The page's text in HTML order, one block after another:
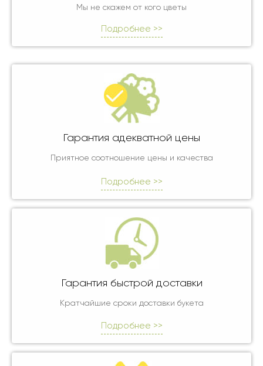
Мы не скажем от кого цветы
Подробнее >>
Гарантия адекватной цены
Приятное соотношение цены и качества
Подробнее >>
Гарантия быстрой доставки
Кратчайшие сроки доставки букета
Подробнее >>